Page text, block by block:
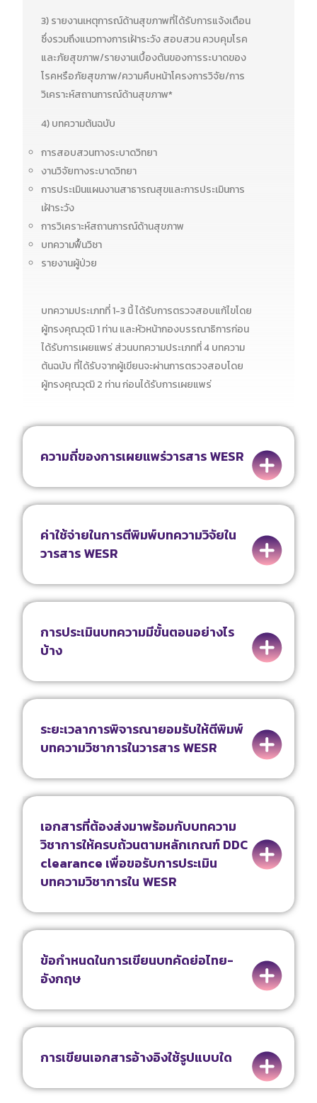
3) รายงานเหตุการณ์ด้านสุขภาพที่ได้รับการแจ้งเตือน
ซึ่งรวมถึงแนวทางการเฝ้าระวัง สอบสวน ควบคุมโรค
และภัยสุขภาพ/รายงานเบื้องต้นของการระบาดของ
โรคหรือภัยสุขภาพ/ความคืบหน้าโครงการวิจัย/การ
วิเคราะห์สถานการณ์ด้านสุขภาพ*
4) บทความต้นฉบับ
การสอบสวนทางระบาดวิทยา
งานวิจัยทางระบาดวิทยา
การประเมินแผนงานสาธารณสุขและการประเมินการ
เฝ้าระวัง
การวิเคราะห์สถานการณ์ด้านสุขภาพ
บทความฟื้นวิชา
รายงานผู้ป่วย
บทความประเภทที่ 1-3 นี้ ได้รับการตรวจสอบแก้ไขโดย
ผู้ทรงคุณวุฒิ 1 ท่าน และหัวหน้ากองบรรณาธิการก่อน
ได้รับการเผยแพร่ ส่วนบทความประเภทที่ 4 บทความ
ต้นฉบับ ที่ได้รับจากผู้เขียนจะผ่านการตรวจสอบโดย
ผู้ทรงคุณวุฒิ 2 ท่าน ก่อนได้รับการเผยแพร่
ความถี่ของการเผยแพร่วารสาร WESR
ค่าใช้จ่ายในการตีพิมพ์บทความวิจัยใน
วารสาร WESR
การประเมินบทความมีขั้นตอนอย่างไร
บ้าง
ระยะเวลาการพิจารณายอมรับให้ตีพิมพ์
บทความวิชาการในวารสาร WESR
เอกสารที่ต้องส่งมาพร้อมกับบทความ
วิชาการให้ครบถ้วนตามหลักเกณฑ์ DDC
clearance เพื่อขอรับการประเมิน
บทความวิชาการใน WESR
ข้อกำหนดในการเขียนบทคัดย่อไทย-
อังกฤษ
การเขียนเอกสารอ้างอิงใช้รูปแบบใด